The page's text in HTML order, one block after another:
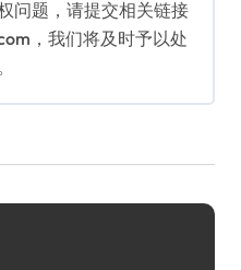
问题，请提交相关链接
，我们将及时予以处